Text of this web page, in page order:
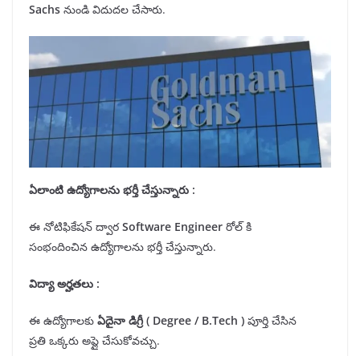
Sachs నుండి విదుదల చేసారు.
ఏలాంటి ఉద్యోగాలను భర్తీ చేస్తున్నారు :
ఈ నోటిఫికేషన్ ద్వారSoftware Engineer రోల్ కి
సంభందించిన ఉద్యోగాలను భర్తీ చేస్తున్నారు.
విద్యా అర్హతలు :
ఈ ఉద్యోగాలకు ఏదైనా డిగ్రీ( Degree / B.Tech ) పూర్తి చేసిన
ప్రతి ఒక్కరు అప్లై చేసుకోవచ్చు.